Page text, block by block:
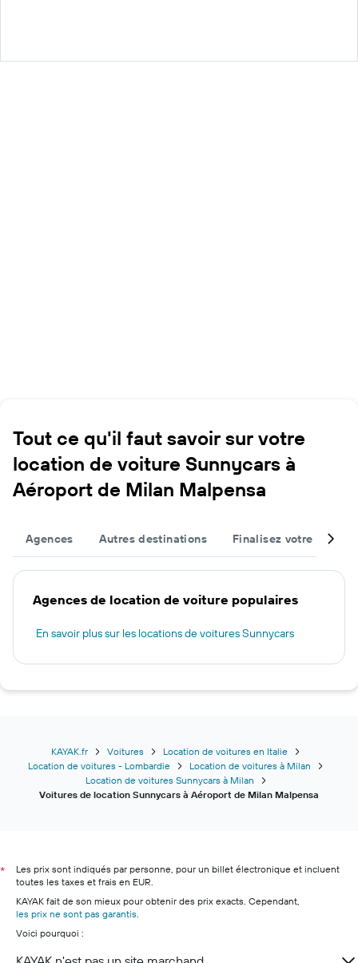
Tout ce qu'il faut savoir sur votre
location de voiture Sunnycars à
Aéroport de Milan Malpensa
Agences Autres destinations Finalisez votre voyage
Agences de location de voiture populaires
En savoir plus sur les locations de voitures Sunnycars
KAYAK.fr Voitures
Location de voitures en Italie
Location de voitures - Lombardie
Location de voitures à Milan
Location de voitures Sunnycars à Milan
Voitures de location Sunnycars à Aéroport de Milan Malpensa
*
Les prix sont indiqués par personne, pour un billet électronique et incluent
toutes les taxes et frais en EUR.
KAYAK fait de son mieux pour obtenir des prix exacts. Cependant,
les prix ne sont pas garantis.
Voici pourquoi :